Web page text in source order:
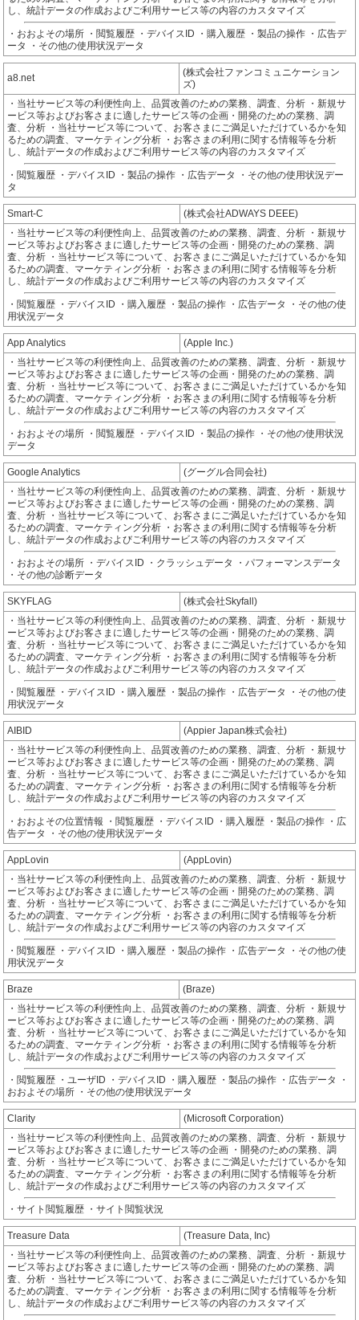
し、統計データの作成およびご利用サービス等の内容のカスタマイズ
・おおよその場所 ・閲覧履歴 ・デバイスID ・購入履歴 ・製品の操作 ・広告デ
ータ ・その他の使用状況データ
a8.net
(株式会社ファンコミュニケーション
ズ)
・当社サービス等の利便性向上、品質改善のための業務、調査、分析 ・新規サ
ービス等およびお客さまに適したサービス等の企画・開発のための業務、調
査、分析 ・当社サービス等について、お客さまにご満足いただけているかを知
るための調査、マーケティング分析 ・お客さまの利用に関する情報等を分析
し、統計データの作成およびご利用サービス等の内容のカスタマイズ
・閲覧履歴 ・デバイスID ・製品の操作 ・広告データ ・その他の使用状況デー
タ
Smart-C
(株式会社ADWAYS DEEE)
・当社サービス等の利便性向上、品質改善のための業務、調査、分析 ・新規サ
ービス等およびお客さまに適したサービス等の企画・開発のための業務、調
査、分析 ・当社サービス等について、お客さまにご満足いただけているかを知
るための調査、マーケティング分析 ・お客さまの利用に関する情報等を分析
し、統計データの作成およびご利用サービス等の内容のカスタマイズ
・閲覧履歴 ・デバイスID ・購入履歴 ・製品の操作 ・広告データ ・その他の使
用状況データ
App Analytics
(Apple Inc.)
・当社サービス等の利便性向上、品質改善のための業務、調査、分析 ・新規サ
ービス等およびお客さまに適したサービス等の企画・開発のための業務、調
査、分析 ・当社サービス等について、お客さまにご満足いただけているかを知
るための調査、マーケティング分析 ・お客さまの利用に関する情報等を分析
し、統計データの作成およびご利用サービス等の内容のカスタマイズ
・おおよその場所 ・閲覧履歴 ・デバイスID ・製品の操作 ・その他の使用状況
データ
Google Analytics
(グーグル合同会社)
・当社サービス等の利便性向上、品質改善のための業務、調査、分析 ・新規サ
ービス等およびお客さまに適したサービス等の企画・開発のための業務、調
査、分析 ・当社サービス等について、お客さまにご満足いただけているかを知
るための調査、マーケティング分析 ・お客さまの利用に関する情報等を分析
し、統計データの作成およびご利用サービス等の内容のカスタマイズ
・おおよその場所 ・デバイスID ・クラッシュデータ ・パフォーマンスデータ
・その他の診断データ
SKYFLAG
(株式会社Skyfall)
・当社サービス等の利便性向上、品質改善のための業務、調査、分析 ・新規サ
ービス等およびお客さまに適したサービス等の企画・開発のための業務、調
査、分析 ・当社サービス等について、お客さまにご満足いただけているかを知
るための調査、マーケティング分析 ・お客さまの利用に関する情報等を分析
し、統計データの作成およびご利用サービス等の内容のカスタマイズ
・閲覧履歴 ・デバイスID ・購入履歴 ・製品の操作 ・広告データ ・その他の使
用状況データ
AIBID
(Appier Japan株式会社)
・当社サービス等の利便性向上、品質改善のための業務、調査、分析 ・新規サ
ービス等およびお客さまに適したサービス等の企画・開発のための業務、調
査、分析 ・当社サービス等について、お客さまにご満足いただけているかを知
るための調査、マーケティング分析 ・お客さまの利用に関する情報等を分析
し、統計データの作成およびご利用サービス等の内容のカスタマイズ
・おおよその位置情報 ・閲覧履歴 ・デバイスID ・購入履歴 ・製品の操作 ・広
告データ ・その他の使用状況データ
AppLovin
(AppLovin)
・当社サービス等の利便性向上、品質改善のための業務、調査、分析 ・新規サ
ービス等およびお客さまに適したサービス等の企画・開発のための業務、調
査、分析 ・当社サービス等について、お客さまにご満足いただけているかを知
るための調査、マーケティング分析 ・お客さまの利用に関する情報等を分析
し、統計データの作成およびご利用サービス等の内容のカスタマイズ
・閲覧履歴 ・デバイスID ・購入履歴 ・製品の操作 ・広告データ ・その他の使
用状況データ
Braze
(Braze)
・当社サービス等の利便性向上、品質改善のための業務、調査、分析 ・新規サ
ービス等およびお客さまに適したサービス等の企画・開発のための業務、調
査、分析 ・当社サービス等について、お客さまにご満足いただけているかを知
るための調査、マーケティング分析 ・お客さまの利用に関する情報等を分析
し、統計データの作成およびご利用サービス等の内容のカスタマイズ
・閲覧履歴 ・ユーザID ・デバイスID ・購入履歴 ・製品の操作 ・広告データ ・
おおよその場所 ・その他の使用状況データ
Clarity
(Microsoft Corporation)
・当社サービス等の利便性向上、品質改善のための業務、調査、分析 ・新規サ
ービス等およびお客さまに適したサービス等の企画 ・開発のための業務、調
査、分析 ・当社サービス等について、お客さまにご満足いただけているかを知
るための調査、マーケティング分析 ・お客さまの利用に関する情報等を分析
し、統計データの作成およびご利用サービス等の内容のカスタマイズ
・サイト閲覧履歴 ・サイト閲覧状況
Treasure Data
(Treasure Data, Inc)
・当社サービス等の利便性向上、品質改善のための業務、調査、分析 ・新規サ
ービス等およびお客さまに適したサービス等の企画・開発のための業務、調
査、分析 ・当社サービス等について、お客さまにご満足いただけているかを知
るための調査、マーケティング分析 ・お客さまの利用に関する情報等を分析
し、統計データの作成およびご利用サービス等の内容のカスタマイズ